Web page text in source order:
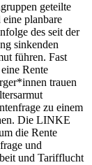
geteilte
planbare
des seit der
sinkenden
führen. Fast
Rente
trauen
zu einem
Die LINKE
die Rente
und
und Tarifflucht